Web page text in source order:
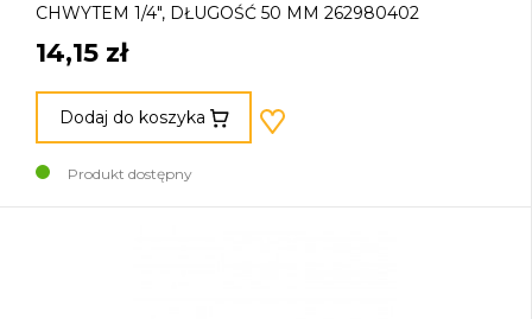
CHWYTEM 1/4", DŁUGOŚĆ 50 MM 262980402
14,15 zł
Dodaj do koszyka
Produkt dostępny